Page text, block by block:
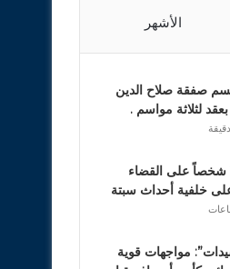
الأشهر
صفقة صلاح الدين
لثلاثة مواسم .
إحالة 25 شخصاً على القضاء
خلفية أحداث سبتة
مواجهات قوية